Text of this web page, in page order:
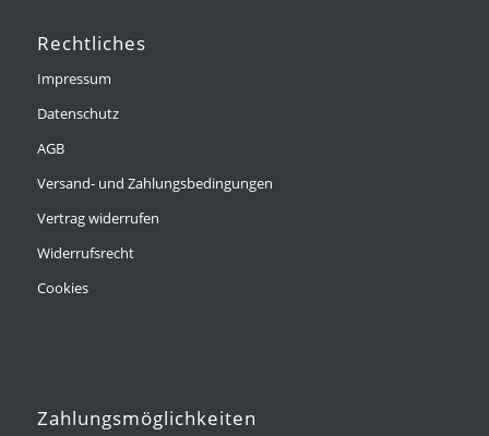
Rechtliches
Impressum
Datenschutz
AGB
Versand- und Zahlungsbedingungen
Vertrag widerrufen
Widerrufsrecht
Cookies
Zahlungsmöglichkeiten